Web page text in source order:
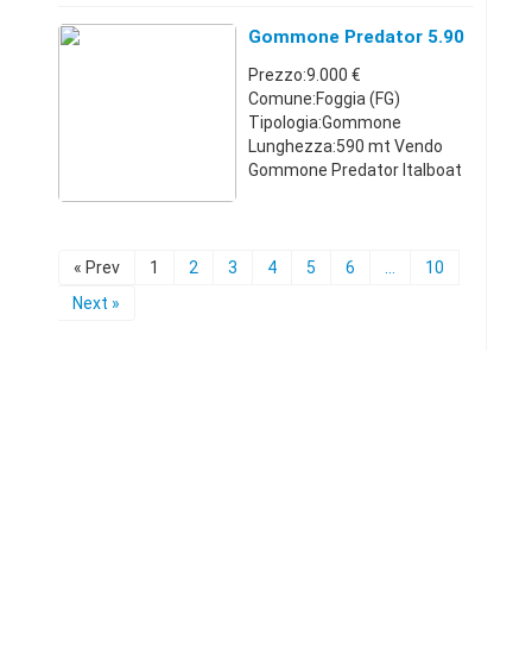
760 €
Gommone Predator 5.90
Prezzo:9.000 €
Comune:Foggia (FG)
Tipologia:Gommone
Lunghezza:590 mt Vendo
Gommone Predator Italboat
gommone dispone di
« Prev 1 2 3 4 5 6
10
Next »